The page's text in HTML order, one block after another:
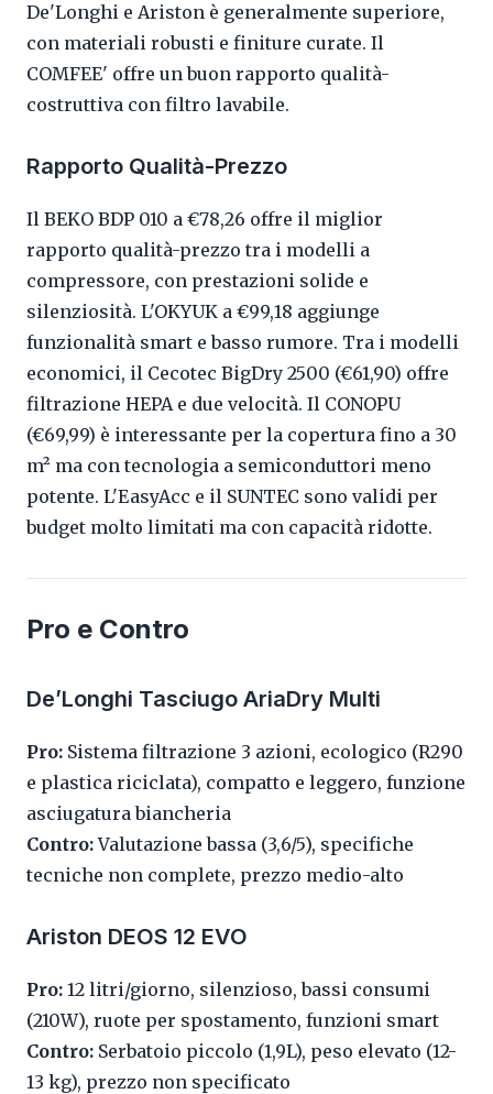
De'Longhi e Ariston è generalmente superiore,
con materiali robusti e finiture curate. Il
COMFEE' offre un buon rapporto qualità-
costruttiva con filtro lavabile.
Rapporto Qualità-Prezzo
Il BEKO BDP 010 a €78,26 offre il miglior
rapporto qualità-prezzo tra i modelli a
compressore, con prestazioni solide e
silenziosità. L'OKYUK a €99,18 aggiunge
funzionalità smart e basso rumore. Tra i modelli
economici, il Cecotec BigDry 2500 (€61,90) offre
filtrazione HEPA e due velocità. Il CONOPU
(€69,99) è interessante per la copertura fino a 30
m² ma con tecnologia a semiconduttori meno
potente. L'EasyAcc e il SUNTEC sono validi per
budget molto limitati ma con capacità ridotte.
Pro e Contro
De’Longhi Tasciugo AriaDry Multi
Pro: Sistema filtrazione 3 azioni, ecologico (R290
e plastica riciclata), compatto e leggero, funzione
asciugatura biancheria
Contro:Valutazione bassa (3,6/5), specifiche
tecniche non complete, prezzo medio-alto
Ariston DEOS 12 EVO
Pro: 12 litri/giorno, silenzioso, bassi consumi
(210W), ruote per spostamento, funzioni smart
Contro: Serbatoio piccolo (1,9L), peso elevato (12-
13 kg), prezzo non specificato